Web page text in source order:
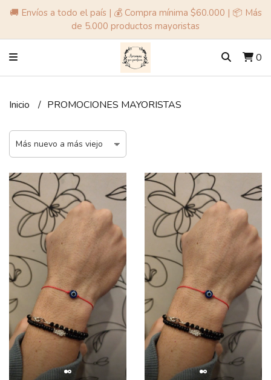
🚚 Envíos a todo el país | 💰 Compra mínima $60.000 | 📦 Más
de 5.000 productos mayoristas
0
Inicio PROMOCIONES MAYORISTAS